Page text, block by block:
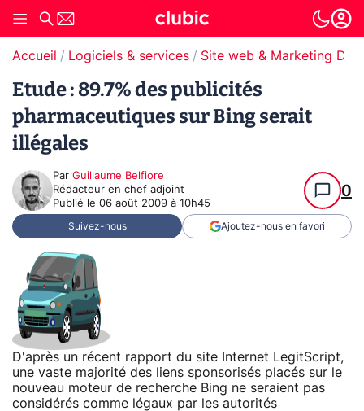
Accueil Logiciels & services Site web & Marketing
Etude : 89.7% des publicités
pharmaceutiques sur Bing serait
illégales
Par Guillaume Belfiore
Rédacteur en chef adjoint
Publié le 06 août 2009 à 10h45
0
Suivez-nous Ajoutez-nous en favori
D'après un récent rapport du site Internet LegitScript,
une vaste majorité des liens sponsorisés placés sur le
nouveau moteur de recherche Bing ne seraient pas
considérés comme légaux par les autorités